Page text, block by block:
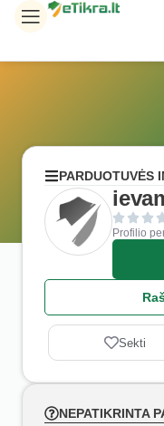
PARDUOTUVĖS
Profilio
Sekti
NEPATIKRINTA